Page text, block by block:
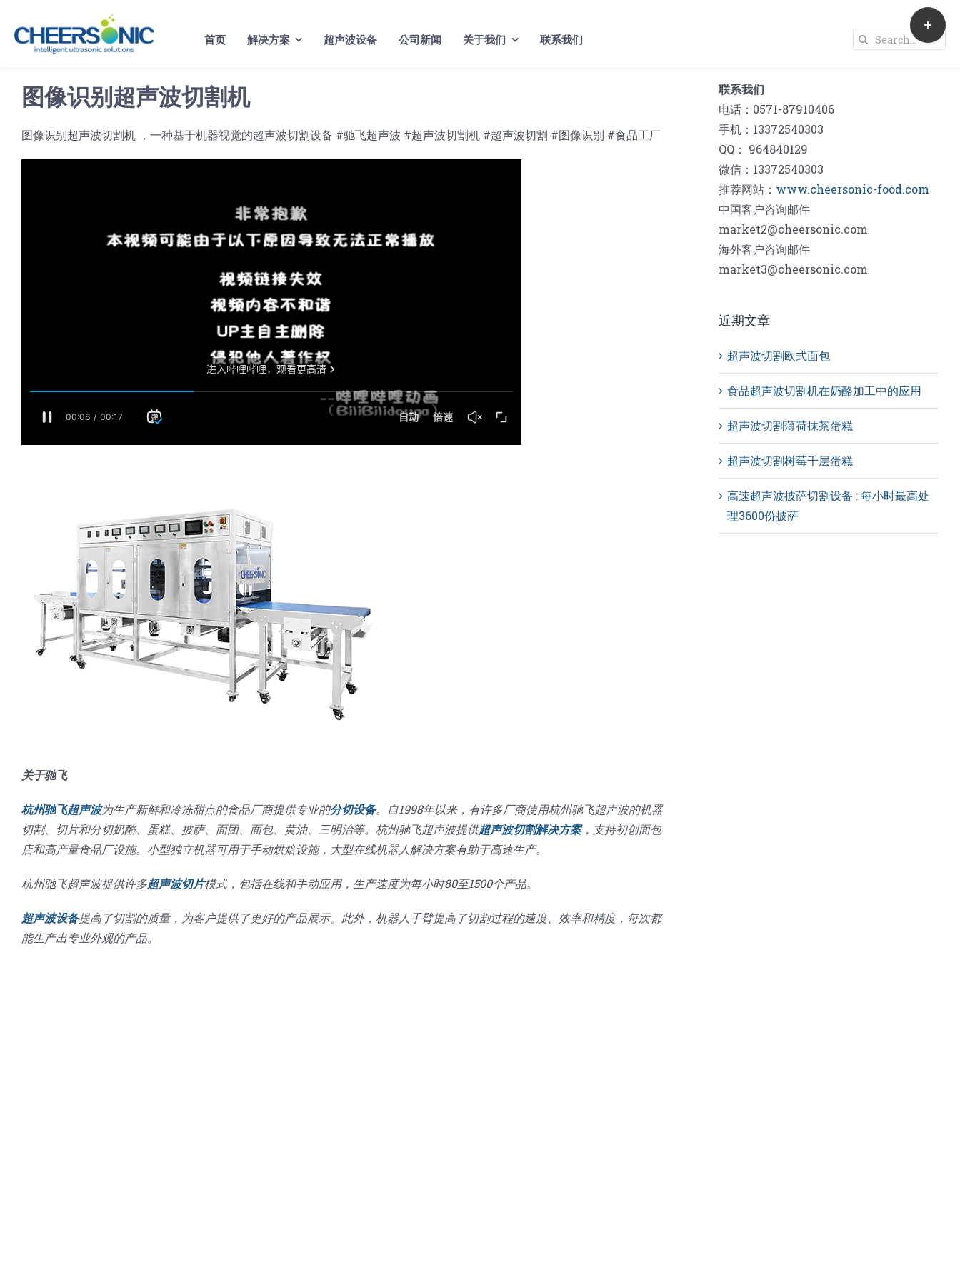
content
首页 解决方案 超声波设备 公司新闻 关于我们 联系我们
Search
图像识别超声波切割机
图像识别超声波切割机 ，一种基于机器视觉的超声波切割设备 #驰飞超声波 #超声波切割机 #超声波切割 #图像识别 #食品工厂
关于驰飞
杭州驰飞超声波为生产新鲜和冷冻甜点的食品厂商提供专业的分切设备。自1998年以来，有许多厂商使用杭州驰飞超声波的机器
切割、切片和分切奶酪、蛋糕、披萨、面团、面包、黄油、三明治等。杭州驰飞超声波提供超声波切割解决方案，支持初创面包
店和高产量食品厂设施。小型独立机器可用于手动烘焙设施，大型在线机器人解决方案有助于高速生产。
杭州驰飞超声波提供许多超声波切片模式，包括在线和手动应用，生产速度为每小时80至1500个产品。
超声波设备提高了切割的质量，为客户提供了更好的产品展示。此外，机器人手臂提高了切割过程的速度、效率和精度，每次都
能生产出专业外观的产品。
联系我们
电话：0571-87910406
手机：13372540303
QQ： 964840129
微信：13372540303
推荐网站： www.cheersonic-food.com
中国客户咨询邮件
market2@cheersonic.com
海外客户咨询邮件
market3@cheersonic.com
近期文章
超声波切割欧式面包
食品超声波切割机在奶酪加工中的应用
超声波切割薄荷抹茶蛋糕
超声波切割树莓千层蛋糕
高速超声波披萨切割设备 : 每小时最高处
理3600份披萨
Toggle
Sliding